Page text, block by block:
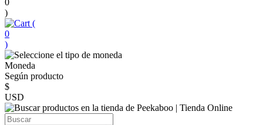
0
)
(
0
)
Moneda
Según producto
$
USD